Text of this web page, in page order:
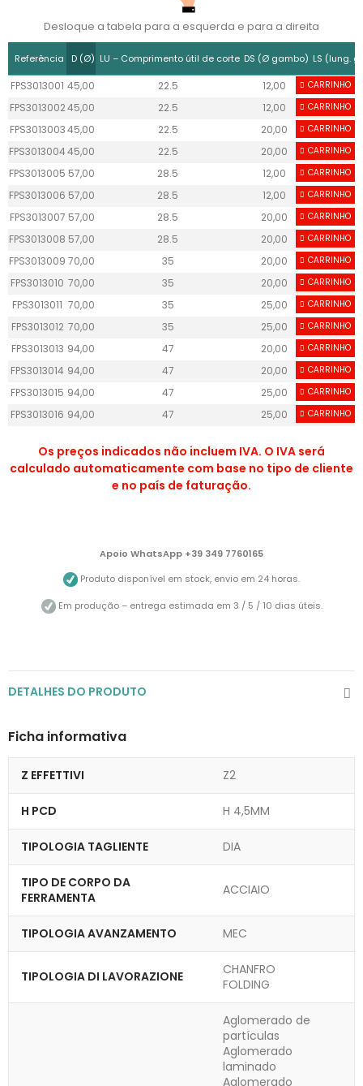
Desloque a tabela para a esquerda e para a direita
Referência D (Ø) LU – Comprimento útil de corte DS (Ø gambo) LS (lung.
FPS3013001 45,00 22.5 12,00 40
CARRINHO
FPS301300245,00 22.5 12,00 40
CARRINHO
FPS301300345,00 22.5 20,00 50
CARRINHO
FPS301300445,00 22.5 20,00 50
CARRINHO
FPS3013005 57,00 28.5 12,00 40
CARRINHO
FPS3013006 57,00 28.5 12,00 40
CARRINHO
FPS3013007 57,00 28.5 20,00 50
CARRINHO
FPS3013008 57,00 28.5 20,00 50
CARRINHO
FPS3013009 70,00 35 20,00 50
CARRINHO
FPS3013010 70,00 35 20,00 50
CARRINHO
FPS3013011 70,00 35 25,00 55
CARRINHO
FPS3013012 70,00 35 25,00 55
CARRINHO
FPS3013013 94,00 47 20,00 50
CARRINHO
FPS3013014 94,00 47 20,00 50
CARRINHO
FPS3013015 94,00 47 25,00 55
CARRINHO
FPS3013016 94,00 47 25,00 55
CARRINHO
Os preços indicados não incluem IVA. O IVA será
calculado automaticamente com base no tipo de cliente
e no país de faturação.
Apoio WhatsApp +39 349 7760165
Produto disponível em stock, envio em 24 horas.
Em produção – entrega estimada em 3 / 5 / 10 dias úteis.
DETALHES DO PRODUTO
Ficha informativa
Z EFFETTIVI Z2
H PCD H 4,5MM
TIPOLOGIA TAGLIENTE DIA
TIPO DE CORPO DA
FERRAMENTA
ACCIAIO
TIPOLOGIA AVANZAMENTO MEC
TIPOLOGIA DI LAVORAZIONE
CHANFRO
FOLDING
Aglomerado de
partículas
Aglomerado
laminado
Aglomerado